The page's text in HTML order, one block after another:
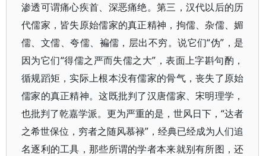
渗透可谓痛心疾首、深恶痛绝。第三，汉代以后的历
代儒家，皆失原始儒家的真正精神，拘儒、杂儒、媚
儒、文儒、夸儒、褊儒，层出不穷。说它们“伪”，是
因为它们“得儒之严而失儒之大”，表面上字斟句酌，
循规蹈矩，实际上根本没有儒家的骨气，丧失了原始
儒家的真正精神。这既批判了汉唐儒家、宋明理学，
也批判了乾嘉学派。更为严重的是，世风日下，“达者
之希世保位，穷者之随风慕禄”，经典已经成为人们追
名逐利的工具，那些所谓的学者本来就别有所图，还